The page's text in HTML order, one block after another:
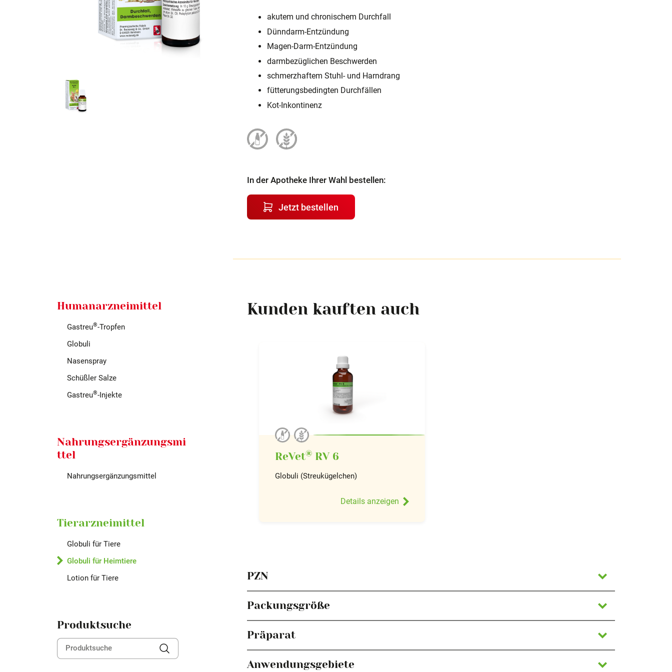
akutem und chronischem Durchfall
Dünndarm-Entzündung
Magen-Darm-Entzündung
darmbezüglichen Beschwerden
schmerzhaftem Stuhl- und Harndrang
fütterungsbedingten Durchfällen
Kot-Inkontinenz
In der Apotheke Ihrer Wahl bestellen:
Jetzt bestellen
Humanarzneimittel
Gastreu®-Tropfen
Globuli
Nasenspray
Schüßler Salze
Gastreu®-Injekte
Nahrungsergänzungsmi
ttel
Nahrungsergänzungsmittel
Tierarzneimittel
Globuli für Tiere
Globuli für Heimtiere
Lotion für Tiere
Produktsuche
Kunden kauften auch
ReVet® RV 6
Globuli (Streukügelchen)
Details anzeigen
PZN
Packungsgröße
Präparat
Anwendungsgebiete